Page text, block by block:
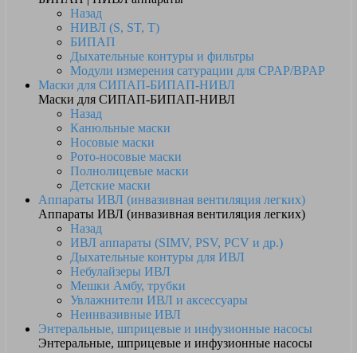
Назад
НИВЛ (S, ST, T)
БИПАП
Дыхательные контуры и фильтры
Модули измерения сатурации для CPAP/BPAP
Маски для СИПАП-БИПАП-НИВЛ
Маски для СИПАП-БИПАП-НИВЛ
Назад
Канюльные маски
Носовые маски
Рото-носовые маски
Полнолицевые маски
Детские маски
Аппараты ИВЛ (инвазивная вентиляция легких)
Аппараты ИВЛ (инвазивная вентиляция легких)
Назад
ИВЛ аппараты (SIMV, PSV, PCV и др.)
Дыхательные контуры для ИВЛ
Небулайзеры ИВЛ
Мешки Амбу, трубки
Увлажнители ИВЛ и аксессуары
Неинвазивные ИВЛ
Энтеральные, шприцевые и инфузионные насосы
Энтеральные, шприцевые и инфузионные насосы